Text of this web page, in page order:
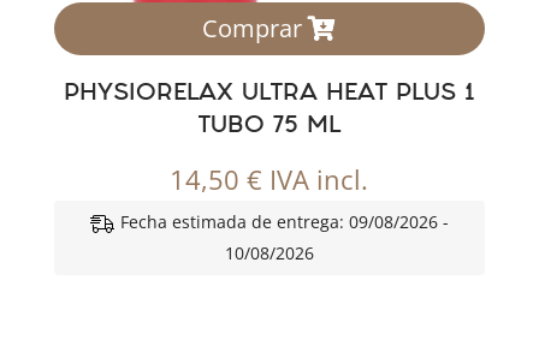
Comprar
PHYSIORELAX ULTRA HEAT PLUS 1
TUBO 75 ML
14,50€ IVA incl.
Fecha estimada de entrega: 09/08/2026 -
10/08/2026